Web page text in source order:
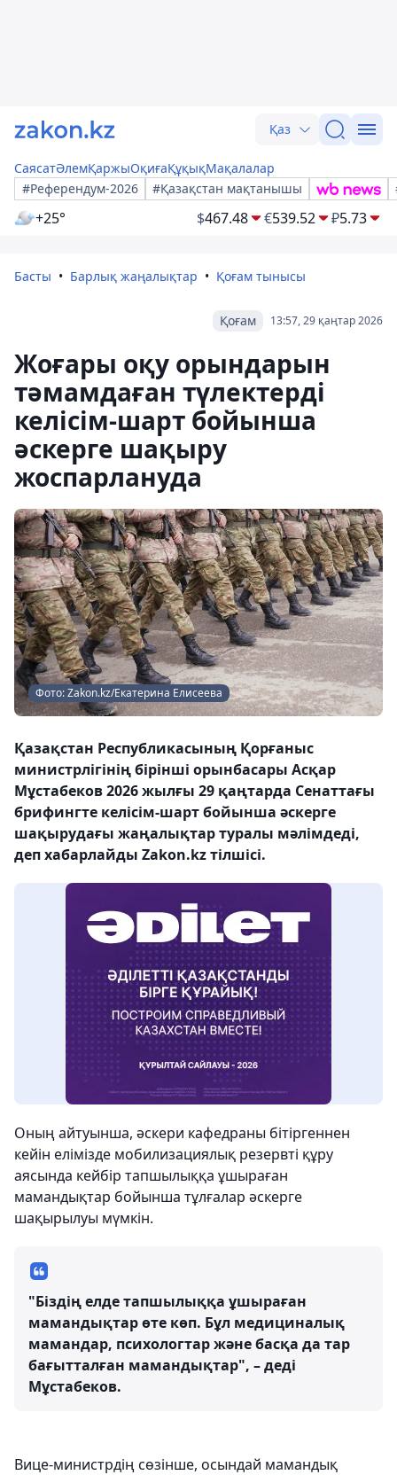
Қаз
СаясатӘлемҚаржыОқиғаҚұқықМақалалар
#Референдум-2026
#Қазақстан мақтанышы
+25° $467.48 €539.52 ₽5.73
Басты Барлық жаңалықтар Қоғам тынысы
13:57, 29 қаңтар 2026
Қоғам
Жоғары оқу орындарын
тәмамдаған түлектерді
келісім-шарт бойынша
әскерге шақыру
жоспарлануда
Фото: Zakon.kz/Екатерина Елисеева
Қазақстан Республикасының Қорғаныс
министрлігінің бірінші орынбасары Асқар
Мұстабеков 2026 жылғы 29 қаңтарда Сенаттағы
брифингте келісім-шарт бойынша әскерге
шақырудағы жаңалықтар туралы мәлімдеді,
деп хабарлайды Zakon.kz тілшісі.
Оның айтуынша, әскери кафедраны бітіргеннен
кейін елімізде мобилизациялық резервті құру
аясында кейбір тапшылыққа ұшыраған
мамандықтар бойынша тұлғалар әскерге
шақырылуы мүмкін.
"Біздің елде тапшылыққа ұшыраған
мамандықтар өте көп. Бұл медициналық
мамандар, психологтар және басқа да тар
бағытталған мамандықтар", – деді
Мұстабеков.
Вице-министрдің сөзінше, осындай мамандық